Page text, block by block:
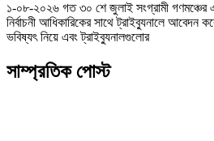
১-০৮-২০২৬ গত ৩০ শে জুলাই সংগ্রামী গণমঞ্চের
নির্বাচনী আধিকারিকের সাথে ট্রাইব্যুনালে আবেদন
ভবিষ্যৎ নিয়ে এবং ট্রাইব্যুনালগুলোর
সাম্প্রতিক পোস্ট